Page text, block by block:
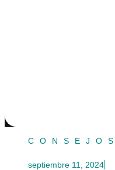
CONSEJOS
septiembre 11, 2024